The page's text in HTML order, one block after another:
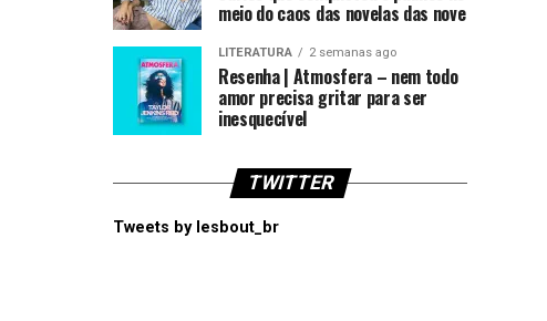
meio do caos das novelas das nove
LITERATURA 2 semanas ago
Resenha | Atmosfera – nem todo
amor precisa gritar para ser
inesquecível
TWITTER
Tweets by lesbout_br